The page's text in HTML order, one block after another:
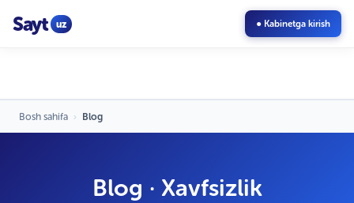
Sayt uz ● Kabinetga kirish
Bosh sahifa › Blog
Blog · Xavfsizlik